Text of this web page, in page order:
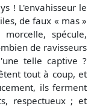
! L'envahisseur le
de faux « mas »
spécule,
de ravisseurs
telle captive ?
tout à coup, et
ils ferment
respectueux ; et